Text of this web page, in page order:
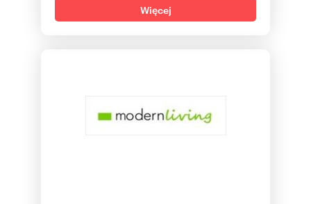
Więcej